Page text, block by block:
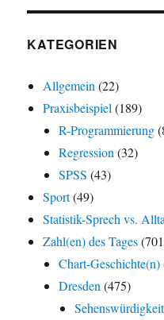
KATEGORIEN
Allgemein (22)
Praxisbeispiel (189)
R-Programmierung
Regression (32)
SPSS (43)
Sport(49)
Statistik-Sprech vs.
Zahl(en) des Tages
Chart-Geschichte(n)
Dresden (475)